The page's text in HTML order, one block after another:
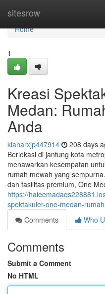
sitesrow
Home
Home
1
Kreasi
Medan:
Anda
kianarxjp447914 208 days
Berlokasi di jantung kota
menawarkan kesempatan
rumah mewah yang
dan fasilitas premium, One
https://
spektakuler-one-medan-
Comments
Who
Comments
Submit a Comment
No HTML